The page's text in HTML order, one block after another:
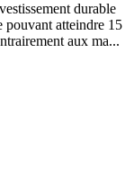
durable
pouvant atteindre 15
aux ma...